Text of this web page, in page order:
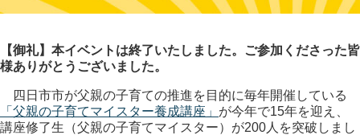
【御礼】本イベントは終了いたしました。ご参加くださった皆
様ありがとうございました。
四日市市が父親の子育ての推進を目的に毎年開催している
「父親の子育てマイスター養成講座」 が今年で15年を迎え、
講座修了生（父親の子育てマイスター）が200人を突破しまし